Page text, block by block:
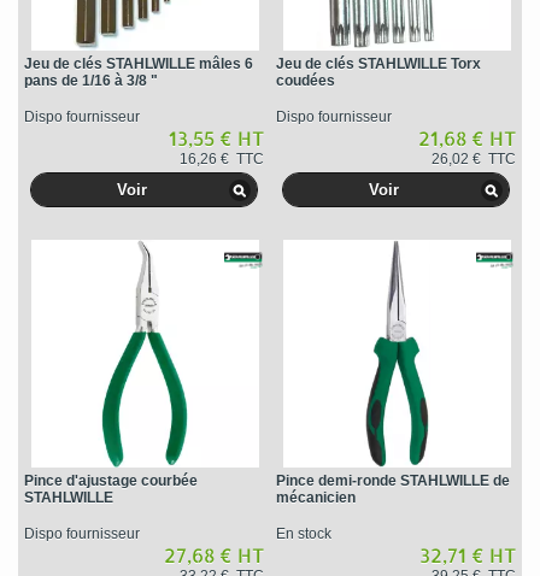
Jeu de clés STAHLWILLE mâles 6
pans de 1/16 à 3/8 "
Dispo fournisseur
13,55 € HT
16,26 € TTC
Voir
Jeu de clés STAHLWILLE Torx
coudées
Dispo fournisseur
21,68 € HT
26,02 € TTC
Voir
Pince d'ajustage courbée
STAHLWILLE
Dispo fournisseur
27,68 € HT
Pince demi-ronde STAHLWILLE de
mécanicien
En stock
32,71 € HT